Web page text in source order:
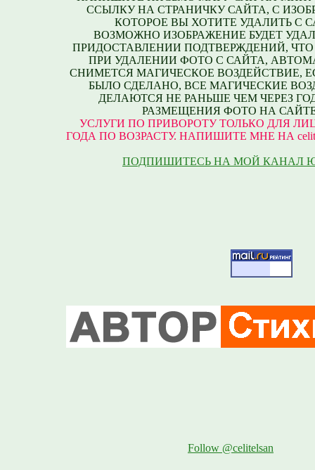
ССЫЛКУ НА СТРАНИЧКУ САЙТА, С
КОТОРОЕ ВЫ ХОТИТЕ УДАЛИТЬ С
ВОЗМОЖНО ИЗОБРАЖЕНИЕ БУДЕТ
ПРИДОСТАВЛЕНИИ ПОДТВЕРЖДЕНИЙ,
ПРИ УДАЛЕНИИ ФОТО С САЙТА,
СНИМЕТСЯ МАГИЧЕСКОЕ ВОЗДЕЙСТВИЕ,
БЫЛО СДЕЛАНО, ВСЕ МАГИЧЕСКИЕ
ДЕЛАЮТСЯ НЕ РАНЬШЕ ЧЕМ ЧЕРЕЗ
РАЗМЕЩЕНИЯ ФОТО НА
УСЛУГИ ПО ПРИВОРОТУ ТОЛЬКО ДЛЯ
ГОДА ПО ВОЗРАСТУ. НАПИШИТЕ МНЕ НА
ПОДПИШИТЕСЬ НА МОЙ КАНАЛ
Follow @celitelsan